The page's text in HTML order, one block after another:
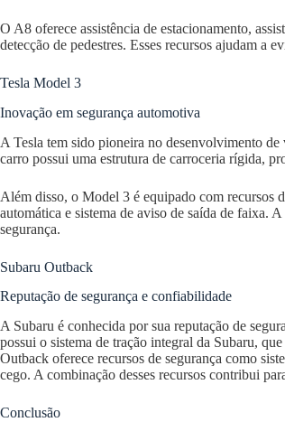
O A8 oferece assistência de estacionamento,
detecção de pedestres. Esses recursos ajudam a
Tesla Model 3
Inovação em segurança automotiva
A Tesla tem sido pioneira no desenvolvimento
carro possui uma estrutura de carroceria rígida,
Além disso, o Model 3 é equipado com recursos
automática e sistema de aviso de saída de faixa.
segurança.
Subaru Outback
Reputação de segurança e confiabilidade
A Subaru é conhecida por sua reputação de
possui o sistema de tração integral da Subaru,
Outback oferece recursos de segurança como
cego. A combinação desses recursos contribui
Conclusão